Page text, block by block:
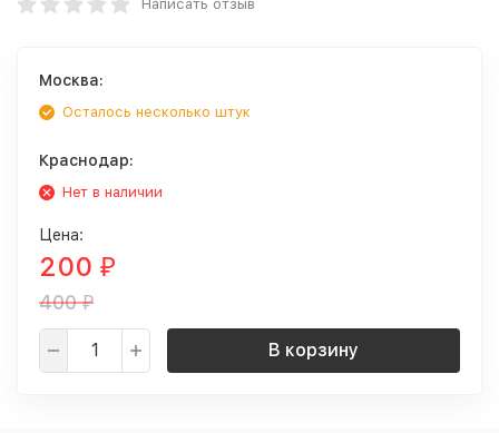
Написать отзыв
Москва:
Осталось несколько штук
Краснодар:
Нет в наличии
Цена:
200 ₽
400₽
В корзину